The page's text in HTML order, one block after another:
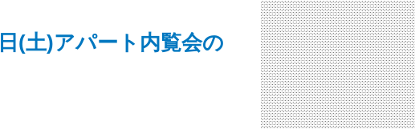
(土)アパート内覧会の